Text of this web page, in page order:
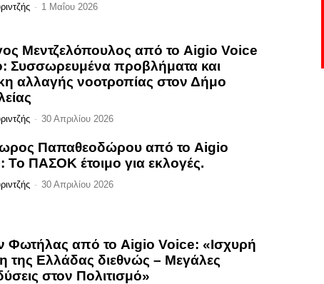
- 1 Μαΐου 2026
Μεντζελόπουλος από το Aigio Voice
Συσσωρευμένα προβλήματα και
αλλαγής νοοτροπίας στον Δήμο
- 30 Απριλίου 2026
Παπαθεοδώρου από το Aigio
Το ΠΑΣΟΚ έτοιμο για εκλογές.
- 30 Απριλίου 2026
Φωτήλας από το Aigio Voice: «Ισχυρή
της Ελλάδας διεθνώς – Μεγάλες
στον Πολιτισμό»